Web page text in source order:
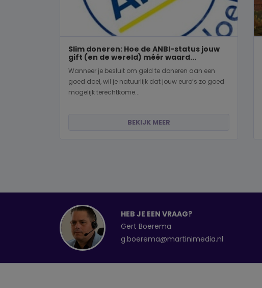
Slim doneren: Hoe de ANBI-status jouw
gift (en de wereld) méér waard...
Wanneer je besluit om geld te doneren aan een
goed doel, wil je natuurlijk dat jouw euro’s zo goed
mogelijk terechtkome...
BEKIJK MEER
HEB JE EEN VRAAG?
Gert Boerema
g.boerema@martinimedia.nl